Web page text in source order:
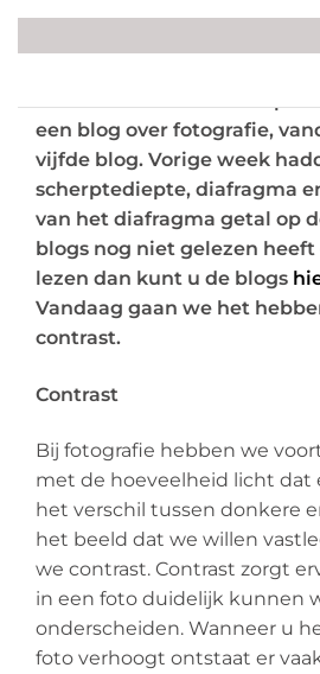
Sinds een aantal weken
een blog over fotografie,
vijfde blog. Vorige week
scherptediepte, diafragma
van het diafragma getal op
blogs nog niet gelezen
lezen dan kunt u de blogs
Vandaag gaan we het
contrast.
Contrast
Bij fotografie hebben we
met de hoeveelheid licht dat
het verschil tussen donkere
het beeld dat we willen
we contrast. Contrast zorgt
in een foto duidelijk kunnen
onderscheiden. Wanneer u
foto verhoogt ontstaat er